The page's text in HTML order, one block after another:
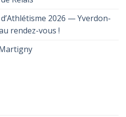
2026 — Yverdon-
rendez-vous !